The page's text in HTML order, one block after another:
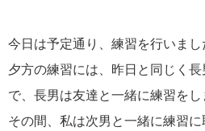
今日は予定通り、練習を行いまし
夕方の練習には、昨日と同じく
で、長男は友達と一緒に練習をし
その間、私は次男と一緒に練習に